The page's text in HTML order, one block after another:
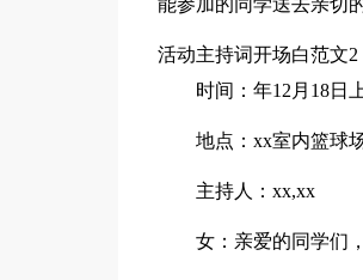
能参加的同学送去亲切
活动主持词开场白范文2
时间：年12月18日
地点：xx室内篮球
主持人：xx,xx
女：亲爱的同学们